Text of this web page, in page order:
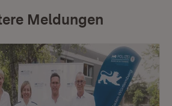
Meldungen